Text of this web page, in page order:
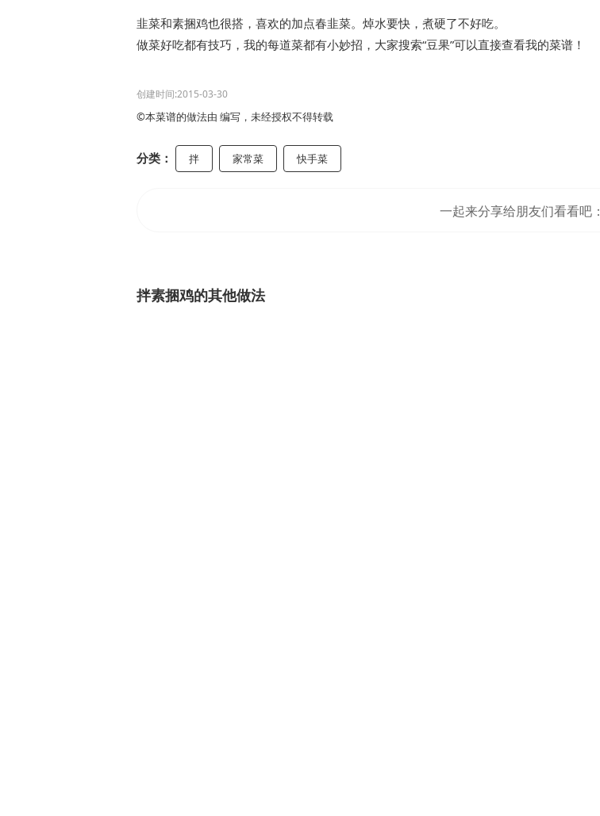
韭菜和素捆鸡也很搭，喜欢的加点春韭菜。焯水要快，煮硬了不好吃。
做菜好吃都有技巧，我的每道菜都有小妙招，大家搜索“豆果”可以直接查看我的菜谱！
创建时间:2015-03-30
©本菜谱的做法由 编写，未经授权不得转载
分类： 拌 家常菜 快手菜
一起来分享给朋友们看看吧：
拌素捆鸡的其他做法